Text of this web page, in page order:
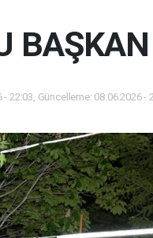
- 22:03, Güncelleme: 08.06.2026 -